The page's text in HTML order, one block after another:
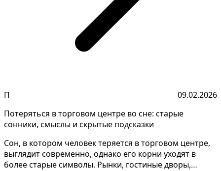
П
09.02.2026
Потеряться в торговом центре во сне: старые
сонники, смыслы и скрытые подсказки
Сон, в котором человек теряется в торговом центре,
выглядит современно, однако его корни уходят в
более старые символы. Рынки, гостиные дворы,